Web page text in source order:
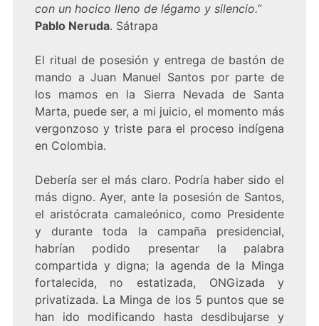
con un hocico lleno de légamo y silencio.”
Pablo Neruda. Sátrapa
El ritual de posesión y entrega de bastón de
mando a Juan Manuel Santos por parte de
los mamos en la Sierra Nevada de Santa
Marta, puede ser, a mi juicio, el momento más
vergonzoso y triste para el proceso indígena
en Colombia.
Debería ser el más claro. Podría haber sido el
más digno. Ayer, ante la posesión de Santos,
el aristócrata camaleónico, como Presidente
y durante toda la campaña presidencial,
habrían podido presentar la palabra
compartida y digna; la agenda de la Minga
fortalecida, no estatizada, ONGizada y
privatizada. La Minga de los 5 puntos que se
han ido modificando hasta desdibujarse y